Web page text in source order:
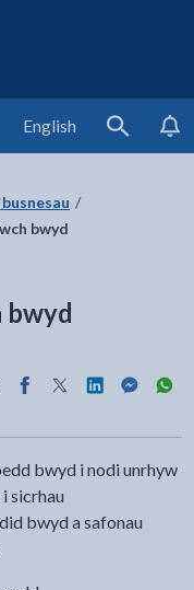
English
Search
bwyd
bwyd
y dudalen hon wrth
y dudalen hon
Rhannwch y dudalen
Rhannwch y
Rhannwch y
bwyd i nodi unrhyw
sicrhau
bwyd a safonau